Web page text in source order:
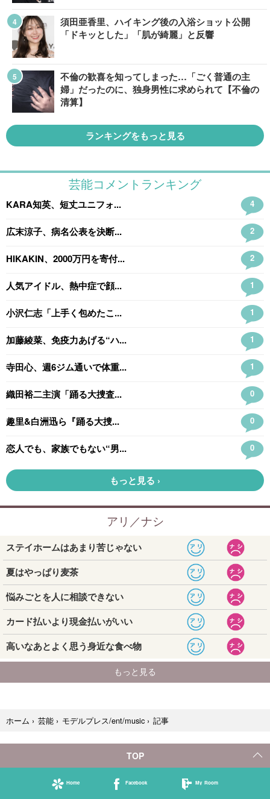
須田亜香里、ハイキング後の入浴ショット公開
「ドキッとした」「肌が綺麗」と反響
不倫の歓喜を知ってしまった…「ごく普通の主
婦」だったのに、独身男性に求められて【不倫の
清算】
ランキングをもっと見る
ホーム › 芸能 › モデルプレス/ent/music › 記事
TOP
Home Facebook My Room